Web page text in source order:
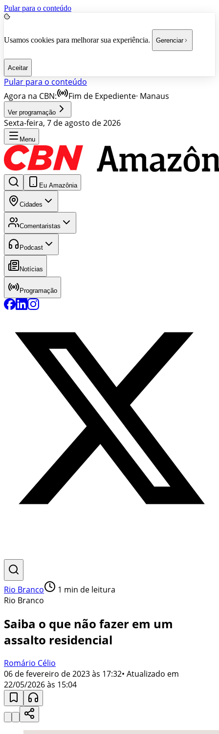
Pular para o conteúdo
Usamos cookies para melhorar sua experiência. Gerenciar
Aceitar
Pular para o conteúdo
Agora na CBN:
Fim de Expediente· Manaus
Ver programação
Sexta-feira, 7 de agosto de 2026
Menu
Eu Amazônia
Cidades
Comentaristas
Podcast
Notícias
Programação
Rio Branco 1 min de leitura
Rio Branco
Saiba o que não fazer em um
assalto residencial
Romário Célio
06 de fevereiro de 2023 às 17:32• Atualizado em
22/05/2026 às 15:04